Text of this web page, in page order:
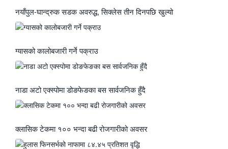
नयाँपुल-घान्द्रुक सडक अवरुद्ध, सिक्लेस तीन दिनपछि खुल्यो
ग्यासको कालोबजारी गर्ने पक्राउ
नाडा अटो एक्स्पोमा डोङफेङका बस सार्वजनिक हुँदै
क्लासिक टेकमा १०० भन्दा बढी रोजगारीको अवसर